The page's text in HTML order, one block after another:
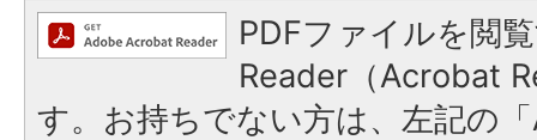
PDFファイルを閲
Reader（Acrobat
す。お持ちでない方は、左記の